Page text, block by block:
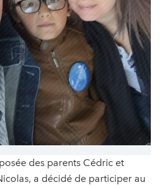
des parents Cédric et
a décidé de participer au